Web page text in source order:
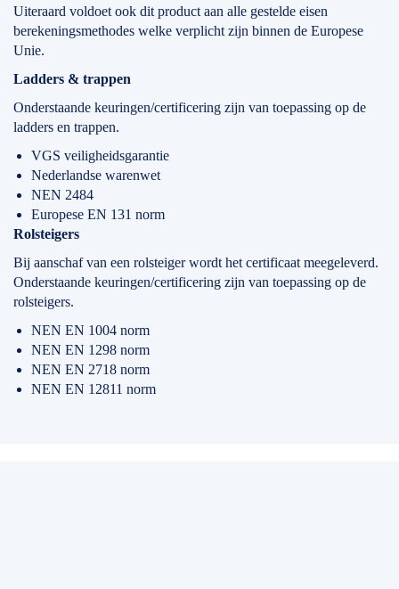
Uiteraard voldoet ook dit product aan alle gestelde eisen
berekeningsmethodes welke verplicht zijn binnen de Europese
Unie.
Ladders & trappen
Onderstaande keuringen/certificering zijn van toepassing op de
ladders en trappen.
VGS veiligheidsgarantie
Nederlandse warenwet
NEN 2484
Europese EN 131 norm
Rolsteigers
Bij aanschaf van een rolsteiger wordt het certificaat meegeleverd.
Onderstaande keuringen/certificering zijn van toepassing op de
rolsteigers.
NEN EN 1004 norm
NEN EN 1298 norm
NEN EN 2718 norm
NEN EN 12811 norm